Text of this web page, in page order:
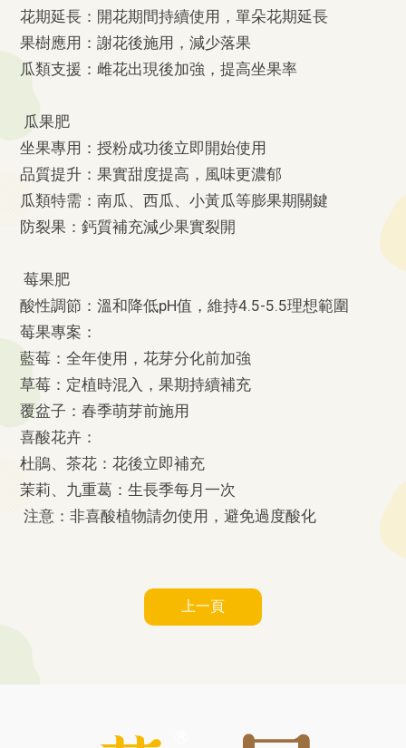
花期延長：開花期間持續使用，單朵花期延長
果樹應用：謝花後施用，減少落果
瓜類支援：雌花出現後加強，提高坐果率
瓜果肥
坐果專用：授粉成功後立即開始使用
品質提升：果實甜度提高，風味更濃郁
瓜類特需：南瓜、西瓜、小黃瓜等膨果期關鍵
防裂果：鈣質補充減少果實裂開
莓果肥
酸性調節：溫和降低pH值，維持4.5-5.5理想範圍
莓果專案：
藍莓：全年使用，花芽分化前加強
草莓：定植時混入，果期持續補充
覆盆子：春季萌芽前施用
喜酸花卉：
杜鵑、茶花：花後立即補充
茉莉、九重葛：生長季每月一次
注意：非喜酸植物請勿使用，避免過度酸化
上一頁